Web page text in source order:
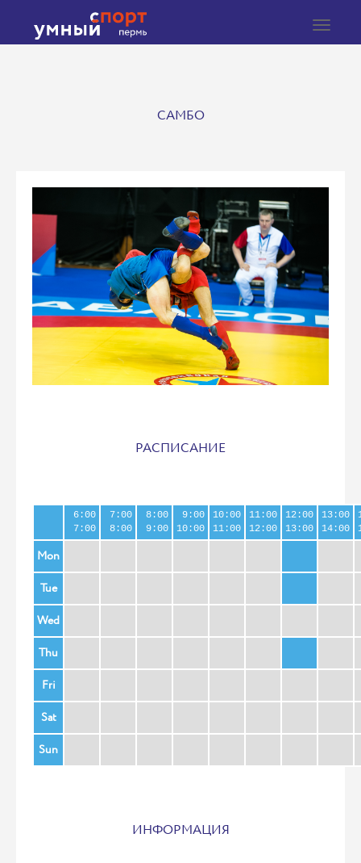
Toggle
САМБО
РАСПИСАНИЕ
6:00
7:00
7:00
8:00
8:00
9:00
9:00
10:00
10:00
11:00
11:00
12:00
12:00
13:00
13:00
14:00
Mon
Tue
Wed
Thu
Fri
Sat
Sun
ИНФОРМАЦИЯ